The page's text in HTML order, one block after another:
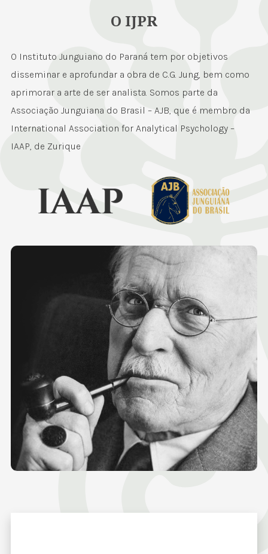
O IJPR
O Instituto Junguiano do Paraná tem por objetivos
disseminar e aprofundar a obra de C.G. Jung, bem como
aprimorar a arte de ser analista. Somos parte da
Associação Junguiana do Brasil – AJB, que é membro da
International Association for Analytical Psychology –
IAAP, de Zurique